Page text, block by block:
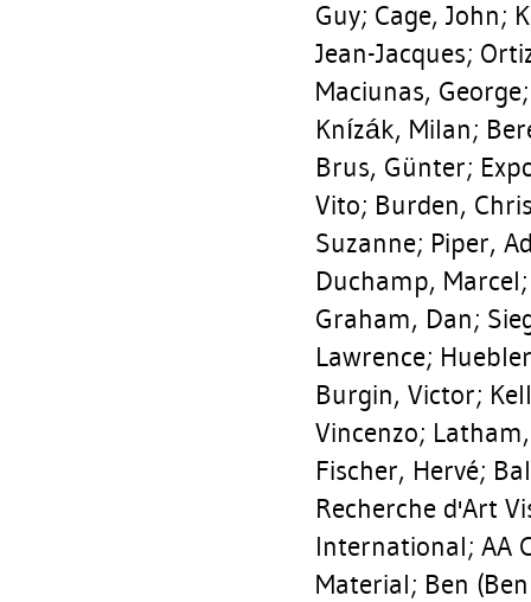
Guy; Cage, John;
Jean-Jacques;
Maciunas, George
Knízák, Milan;
Brus, Günter;
Vito; Burden,
Suzanne; Piper,
Duchamp, Marcel
Graham, Dan;
Lawrence;
Burgin, Victor;
Vincenzo;
Fischer, Hervé;
Recherche d'Art
International; AA
Material; Ben